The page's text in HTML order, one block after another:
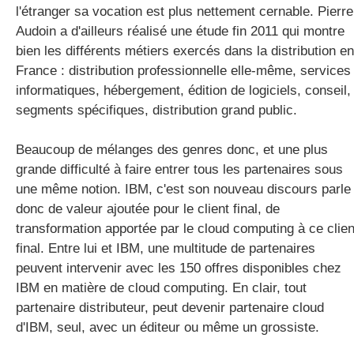
l'étranger sa vocation est plus nettement cernable. Pierre
Audoin a d'ailleurs réalisé une étude fin 2011 qui montre
bien les différents métiers exercés dans la distribution en
France : distribution professionnelle elle-même, services
informatiques, hébergement, édition de logiciels, conseil,
segments spécifiques, distribution grand public.
Beaucoup de mélanges des genres donc, et une plus
grande difficulté à faire entrer tous les partenaires sous
une même notion. IBM, c'est son nouveau discours parle
donc de valeur ajoutée pour le client final, de
transformation apportée par le cloud computing à ce
final. Entre lui et IBM, une multitude de partenaires
peuvent intervenir avec les 150 offres disponibles chez
IBM en matière de cloud computing. En clair, tout
partenaire distributeur, peut devenir partenaire cloud
d'IBM, seul, avec un éditeur ou même un grossiste.